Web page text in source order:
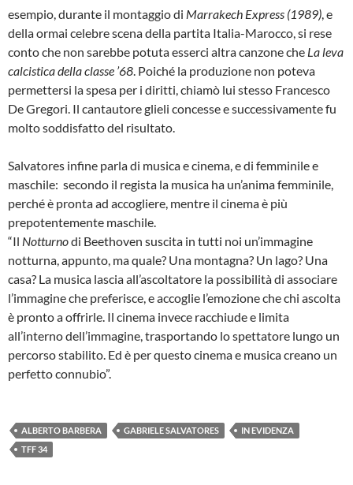
esempio, durante il montaggio di Marrakech Express (1989), e
della ormai celebre scena della partita Italia-Marocco, si rese
conto che non sarebbe potuta esserci altra canzone che La leva
calcistica della classe ’68. Poiché la produzione non poteva
permettersi la spesa per i diritti, chiamò lui stesso Francesco
De Gregori. Il cantautore glieli concesse e successivamente fu
molto soddisfatto del risultato.
Salvatores infine parla di musica e cinema, e di femminile e
maschile: secondo il regista la musica ha un’anima femminile,
perché è pronta ad accogliere, mentre il cinema è più
prepotentemente maschile.
“Il Notturnodi Beethoven suscita in tutti noi un’immagine
notturna, appunto, ma quale? Una montagna? Un lago? Una
casa? La musica lascia all’ascoltatore la possibilità di associare
l’immagine che preferisce, e accoglie l’emozione che chi ascolta
è pronto a offrirle. Il cinema invece racchiude e limita
all’interno dell’immagine, trasportando lo spettatore lungo un
percorso stabilito. Ed è per questo cinema e musica creano un
perfetto connubio”.
ALBERTO BARBERA GABRIELE SALVATORES
IN EVIDENZA
TFF 34